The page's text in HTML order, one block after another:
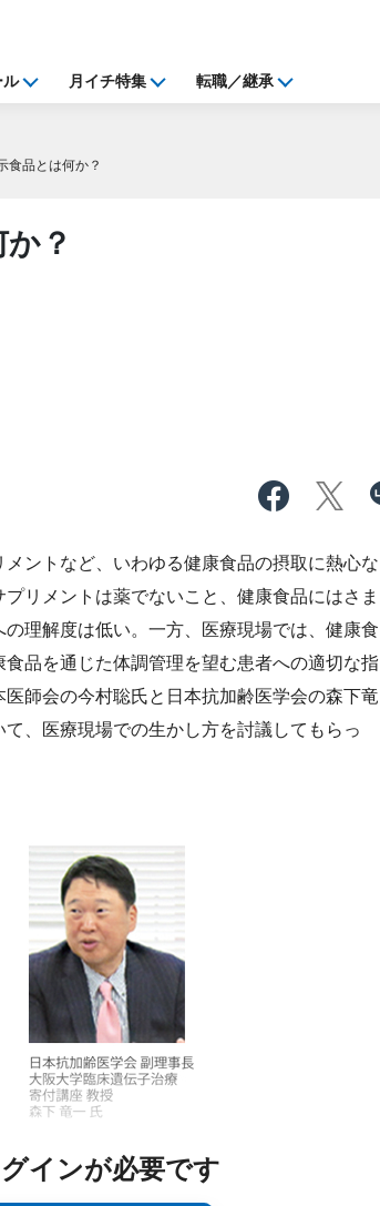
ル 月イチ特集 転職／継承
食品とは何か？
？
ントなど、いわゆる健康食品の摂取に熱心な
リメントは薬でないこと、健康食品にはさま
理解度は低い。一方、医療現場では、健康食
品を通じた体調管理を望む患者への適切な指
師会の今村聡氏と日本抗加齢医学会の森下竜
、医療現場での生かし方を討議してもらっ
インが必要です